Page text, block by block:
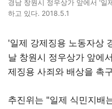
경남 창원시 정우상가 앞에서 '일
하고 있다. 2018.5.1
'일제 강제징용 노동자상
날 창원시 정우상가 앞에
제징용 사죄와 배상을 촉
추진위는 "일제 식민지배